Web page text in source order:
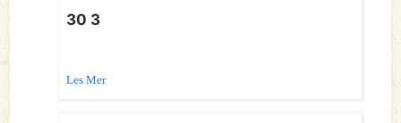
30 3
Les Mer